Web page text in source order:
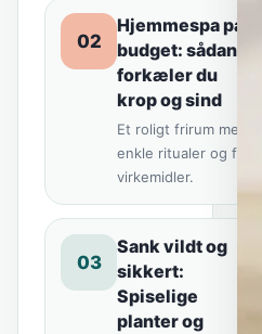
02
Hjemmespa på
budget: sådan
forkæler du
krop og sind
Et roligt frirum med
enkle ritualer og få
virkemidler.
03
Sank vildt og
sikkert:
Spiselige
planter og